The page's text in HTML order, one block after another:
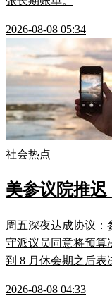
2026-08-08 05:34
社会热点
美参议院推迟
周五深夜达成协议：
守派议员同意将预算
到 8 月休会期之后表
2026-08-08 04:33